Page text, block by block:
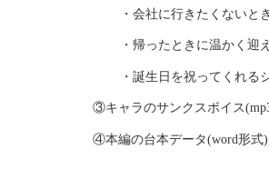
・会社に行きたくない
・帰ったときに温かく
・誕生日を祝ってくれる
③キャラのサンクスボイス
④本編の台本データ(word形式)